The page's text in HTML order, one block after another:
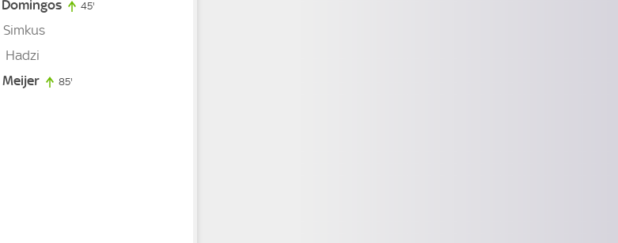
Domingos 45'
Simkus
Hadzi
Meijer 85'